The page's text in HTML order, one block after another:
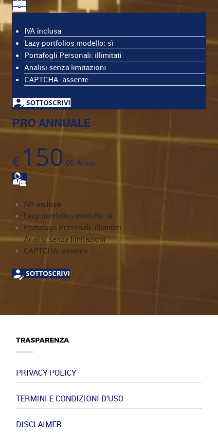
IVA inclusa
Lazy portfolios modello: sì
Portafogli Personali: illimitati
Analisi senza limitazioni
CAPTCHA: assente
SOTTOSCRIVI
PRO ANNUALE
€ 150 00Anno
IVA inclusa
Lazy portfolios modello: sì
Portafogli Personali: illimitati
Analisi senza limitazioni
CAPTCHA: assente
SOTTOSCRIVI
TRASPARENZA
PRIVACY POLICY
TERMINI E CONDIZIONI D'USO
DISCLAIMER